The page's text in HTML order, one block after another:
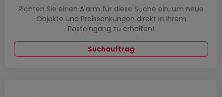
Richten Sie einen Alarm für diese Suche ein, um neue
Objekte und Preissenkungen direkt in Ihrem
Posteingang zu erhalten!
Suchauftrag